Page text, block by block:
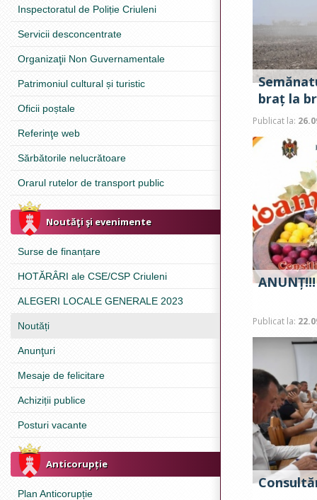
Inspectoratul de Poliție Criuleni
Servicii desconcentrate
Organizaţii Non Guvernamentale
Patrimoniul cultural și turistic
Oficii poștale
Referinţe web
Sărbătorile nelucrătoare
Orarul rutelor de transport public
Noutăţi şi evenimente
Surse de finanțare
HOTĂRÂRI ale CSE/CSP Criuleni
ALEGERI LOCALE GENERALE 2023
Noutăți
Anunţuri
Mesaje de felicitare
Achiziții publice
Posturi vacante
Anticorupție
Plan Anticorupție
braț la
Publicat la:
ANUNȚ!!!
Publicat la: